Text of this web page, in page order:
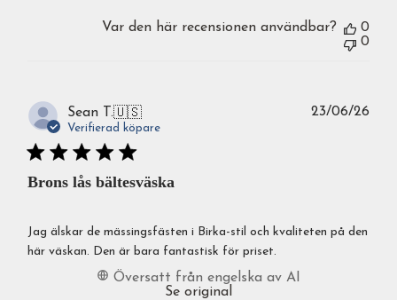
Var den här recensionen användbar?
0
0
Sean T.🇺🇸
Verifierad köpare
Brons lås bältesväska
Jag älskar de mässingsfästen i Birka-stil och kvaliteten på den
här väskan. Den är bara fantastisk för priset.
Översatt från engelska av AI
Se original
23/06/26